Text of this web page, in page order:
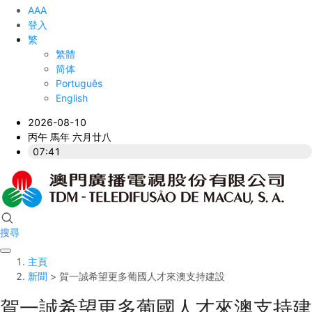
AAA
登入
繁
繁體
简体
Português
English
2026-08-10
丙午 馬年 六月廿八
07:41
搜尋
主頁
新聞 > 賀一誠希望更多葡國人才來澳支持建設